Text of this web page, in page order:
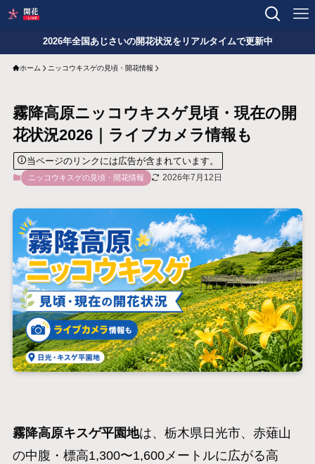
2026年全国あじさいの開花状況をリアルタイムで更新中
ホーム ニッコウキスゲの見頃・開花情報
霧降高原ニッコウキスゲ見頃・現在の開
花状況2026｜ライブカメラ情報も
当ページのリンクには広告が含まれています。
ニッコウキスゲの見頃・開花情報 2026年7月12日
霧降高原キスゲ平園地は、栃木県日光市、赤薙山
の中腹・標高1,300〜1,600メートルに広がる高